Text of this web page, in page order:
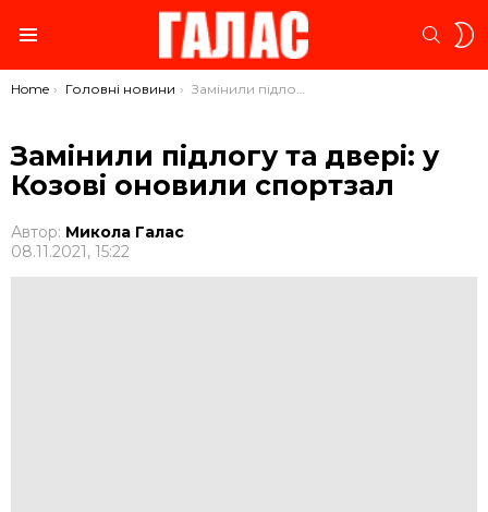
You are here:
Home Головні новини Замінили підлогу та двері: у Козові оновили спортзал
Замінили підлогу та двері: у
Козові оновили спортзал
Автор: Микола Галас
08.11.2021, 15:22